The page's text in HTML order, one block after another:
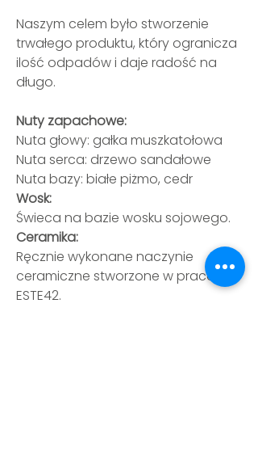
Naszym celem było stworzenie
trwałego produktu, który ogranicza
ilość odpadów i daje radość na
długo.
Nuty zapachowe:
Nuta głowy: gałka muszkatołowa
Nuta serca: drzewo sandałowe
Nuta bazy: białe piżmo, cedr
Wosk:
Świeca na bazie wosku sojowego.
Ceramika:
Ręcznie wykonane naczynie
ceramiczne stworzone w pracowni
ESTE42.